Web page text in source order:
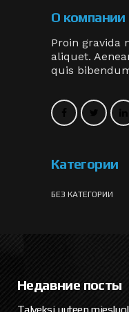
О компании
Proin gravida
aliquet.
quis
Категории
БЕЗ КАТЕГОРИИ
Недавние посты